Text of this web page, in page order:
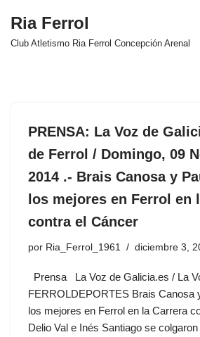
Saltar
Ria Ferrol
Club Atletismo Ria Ferrol Concepción Arenal
PRENSA: La Voz de
de Ferrol / Domingo, 09
2014 .- Brais Canosa y
los mejores en Ferrol en
contra el Cáncer
por Ria_Ferrol_1961 diciembre 3,
Prensa La Voz de Galicia.es / La
FERROLDEPORTES Brais Canosa
los mejores en Ferrol en la Carrera
Delio Val e Inés Santiago se